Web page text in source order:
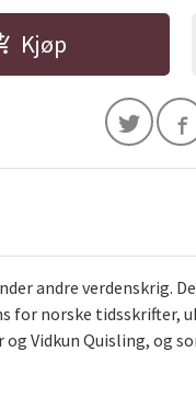
Kjøp
andre verdenskrig.
for norske tidsskrifter,
Vidkun Quisling, og